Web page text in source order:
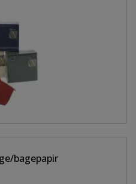
bagepapir